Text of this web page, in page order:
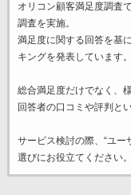
オリコン顧客満足度調査
調査を実施。
満足度に関する回答を基
キングを発表しています。
総合満足度だけでなく、
回答者の口コミや評判と
サービス検討の際、“ユー
選びにお役立てください。